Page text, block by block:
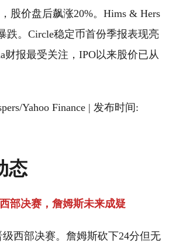
股价盘后飙涨20%。Hims & Hers
跌。Circle稳定币首份季报表现亮
财报最受关注，IPO以来股价已从
Yahoo Finance | 发布时间:
态
部决赛，詹姆斯未来成疑
西部决赛。詹姆斯砍下24分但无